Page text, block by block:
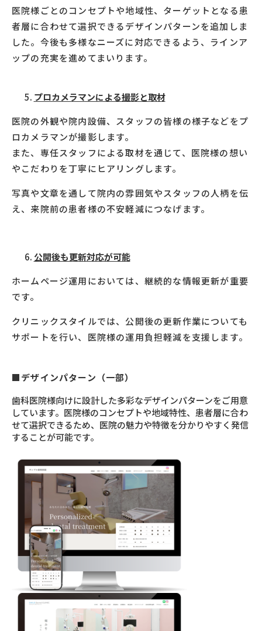
医院様ごとのコンセプトや地域性、ターゲットとなる患
者層に合わせて選択できるデザインパターンを追加しま
した。今後も多様なニーズに対応できるよう、ラインア
ップの充実を進めてまいります。
プロカメラマンによる撮影と取材
医院の外観や院内設備、スタッフの皆様の様子などをプ
ロカメラマンが撮影します。
また、専任スタッフによる取材を通じて、医院様の想い
やこだわりを丁寧にヒアリングします。
写真や文章を通して院内の雰囲気やスタッフの人柄を伝
え、来院前の患者様の不安軽減につなげます。
公開後も更新対応が可能
ホームページ運用においては、継続的な情報更新が重要
です。
クリニックスタイルでは、公開後の更新作業についても
サポートを行い、医院様の運用負担軽減を支援します。
■デザインパターン（一部）
歯科医院様向けに設計した多彩なデザインパターンをご用意
しています。医院様のコンセプトや地域特性、患者層に合わ
せて選択できるため、医院の魅力や特徴を分かりやすく発信
することが可能です。